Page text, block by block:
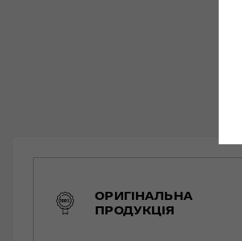
ОРИГІНАЛЬНА
ПРОДУКЦІЯ